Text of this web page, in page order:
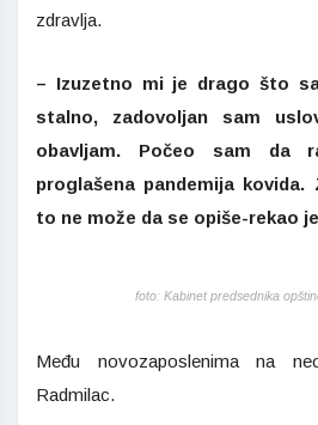
zdravlja.
– Izuzetno mi je drago što
stalno, zadovoljan sam
obavljam. Počeo sam da
proglašena pandemija
to ne može da se opiše-rekao
foto: Kabinet predsednika
Među novozaposlenima na
Radmilac.